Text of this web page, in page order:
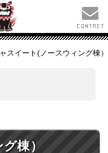
スイート(ノースウィング棟）
棟）
CONTACT